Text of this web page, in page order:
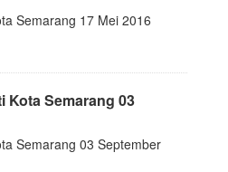
Semarang 17 Mei 2016
Kota Semarang 03
Semarang 03 September